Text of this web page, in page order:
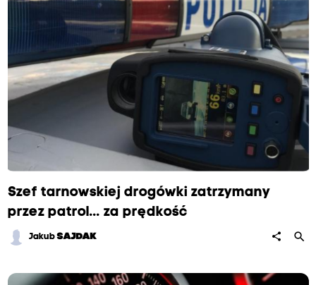
Szef tarnowskiej drogówki zatrzymany
przez patrol... za prędkość
JakubSAJDAK share search